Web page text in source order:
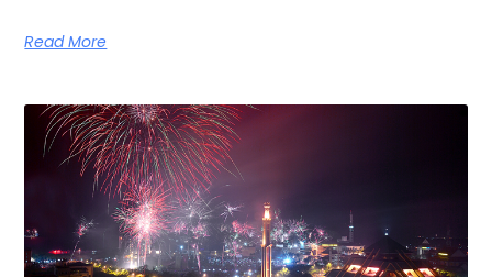
Read More